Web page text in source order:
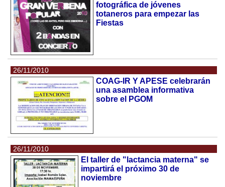
fotográfica de jóvenes
totaneros para empezar las
Fiestas
26/11/2010
COAG-IR Y APESE celebrarán
una asamblea informativa
sobre el PGOM
26/11/2010
El taller de "lactancia materna" se
impartirá el próximo 30 de
noviembre